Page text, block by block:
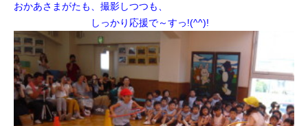
おかあさまがたも、撮影しつつも、
しっかり応援で～すっ!(^^)!